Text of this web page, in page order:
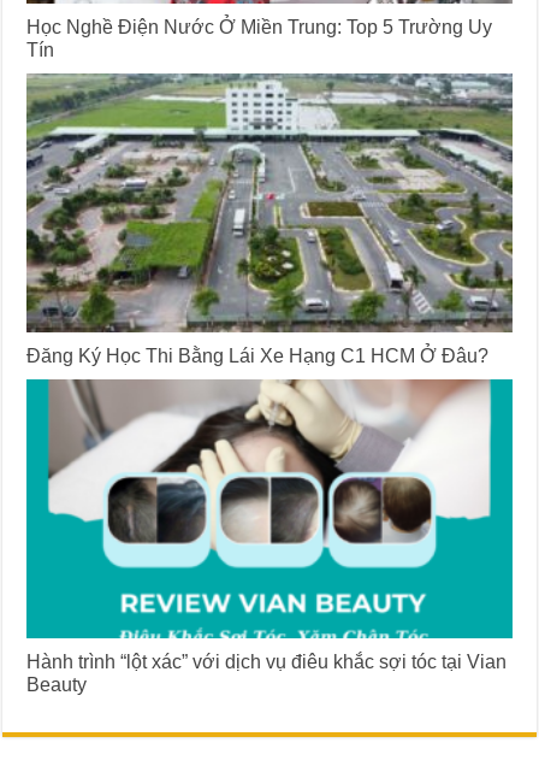
Học Nghề Điện Nước Ở Miền Trung: Top 5 Trường Uy
Tín
Đăng Ký Học Thi Bằng Lái Xe Hạng C1 HCM Ở Đâu?
Hành trình “lột xác” với dịch vụ điêu khắc sợi tóc tại Vian
Beauty